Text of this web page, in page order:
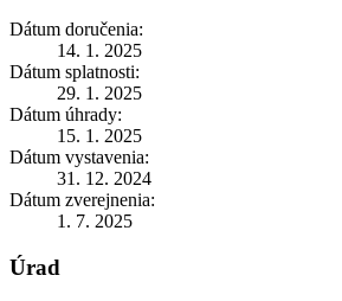
Dátum doručenia:
14. 1. 2025
Dátum splatnosti:
29. 1. 2025
Dátum úhrady:
15. 1. 2025
Dátum vystavenia:
31. 12. 2024
Dátum zverejnenia:
1. 7. 2025
Úrad